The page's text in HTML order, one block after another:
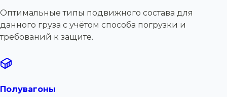
Оптимальные типы подвижного состава для
данного груза с учётом способа погрузки и
требований к защите.
Полувагоны